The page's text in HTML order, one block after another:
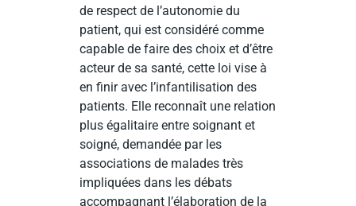
de respect de l’autonomie du
patient, qui est considéré comme
capable de faire des choix et d’être
acteur de sa santé, cette loi vise à
en finir avec l’infantilisation des
patients. Elle reconnaît une relation
plus égalitaire entre soignant et
soigné, demandée par les
associations de malades très
impliquées dans les débats
accompagnant l’élaboration de la